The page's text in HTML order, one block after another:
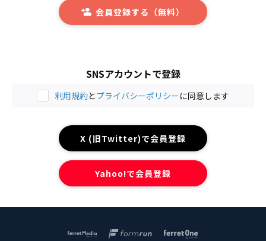
SNSアカウントで登録
利用規約とプライバシーポリシーに同意します
X (旧Twitter)で会員登録
Yahoo!で会員登録
会員登録する（無料）